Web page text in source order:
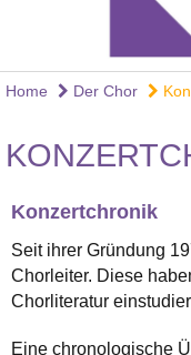
Home Der Chor
Konzertchronik
Seit ihrer Gründung
Chorleiter. Diese
Chorliteratur
Eine chronologische